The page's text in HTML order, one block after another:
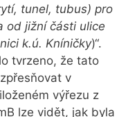
tunel, tubus) pro
od jižní části ulice
k.ú. Kníničky)“.
tvrzeno, že tato
v
výřezu z
lze vidět, jak byla